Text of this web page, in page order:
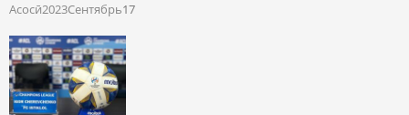
Асосӣ2023Сентябрь17